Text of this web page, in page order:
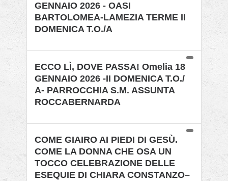
GENNAIO 2026 - OASI
BARTOLOMEA-LAMEZIA TERME II
DOMENICA T.O./A
ECCO LÌ, DOVE PASSA! Omelia 18
GENNAIO 2026 -II DOMENICA T.O./
A- PARROCCHIA S.M. ASSUNTA
ROCCABERNARDA
COME GIAIRO AI PIEDI DI GESÙ.
COME LA DONNA CHE OSA UN
TOCCO CELEBRAZIONE DELLE
ESEQUIE DI CHIARA CONSTANZO–